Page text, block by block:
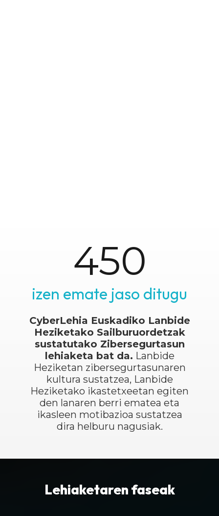
450
izen emate jaso ditugu
CyberLehia Euskadiko Lanbide
Heziketako Sailburuordetzak
sustatutako Zibersegurtasun
lehiaketa bat da. Lanbide
Heziketan zibersegurtasunaren
kultura sustatzea, Lanbide
Heziketako ikastetxeetan egiten
den lanaren berri ematea eta
ikasleen motibazioa sustatzea
dira helburu nagusiak.
Lehiaketaren faseak